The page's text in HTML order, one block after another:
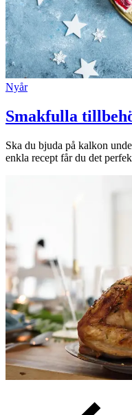
Nyår
Smakfulla
Ska du bjuda på kalkon
enkla recept får du det